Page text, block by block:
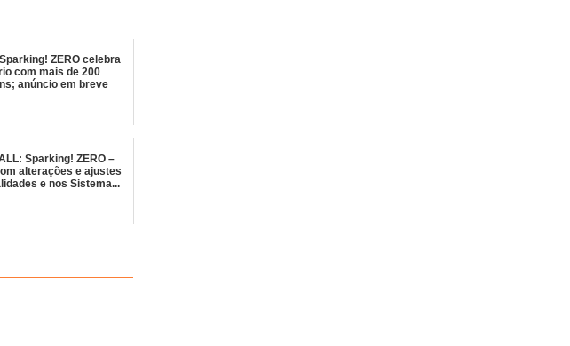
ZERO celebra
com mais de 200
anúncio em breve
Sparking! ZERO –
alterações e ajustes
e nos Sistema...